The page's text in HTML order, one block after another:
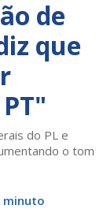
de
que
do PL e
o tom
minuto